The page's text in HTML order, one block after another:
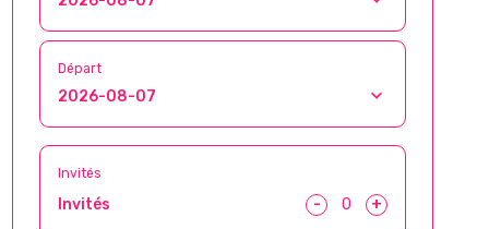
Départ
Invités
Invités - +